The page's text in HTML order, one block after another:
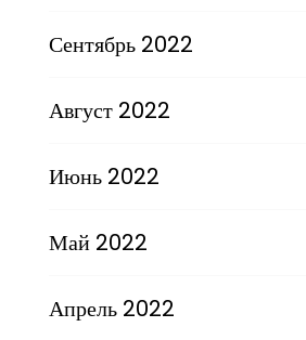
Сентябрь 2022
Август 2022
Июнь 2022
Май 2022
Апрель 2022